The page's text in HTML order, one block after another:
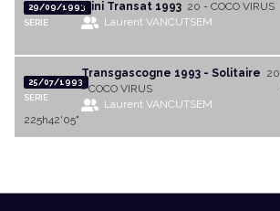
29/09/1993
SERIE
Mini Transat 1993 20 - COCO VIRUS
Laurent VANCUTSEM
25/07/1993
SERIE
Transgascogne 1993 - Solitaire 20
- COCO VIRUS
Laurent VANCUTSEM
225h42'05"